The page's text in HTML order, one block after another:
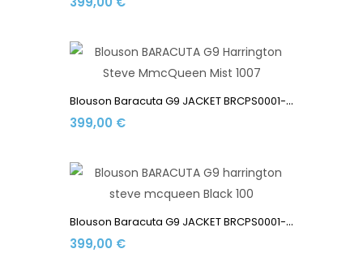
B
Louson Baracuta G9 JACKET BRCPS0001-BCNY1-1007 Made In...
399,00 €
B
Louson Baracuta G9 JACKET BRCPS0001-100 Made In England...
399,00 €